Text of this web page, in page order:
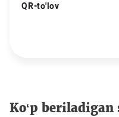
QR-to'lov
Ko‘p beriladigan